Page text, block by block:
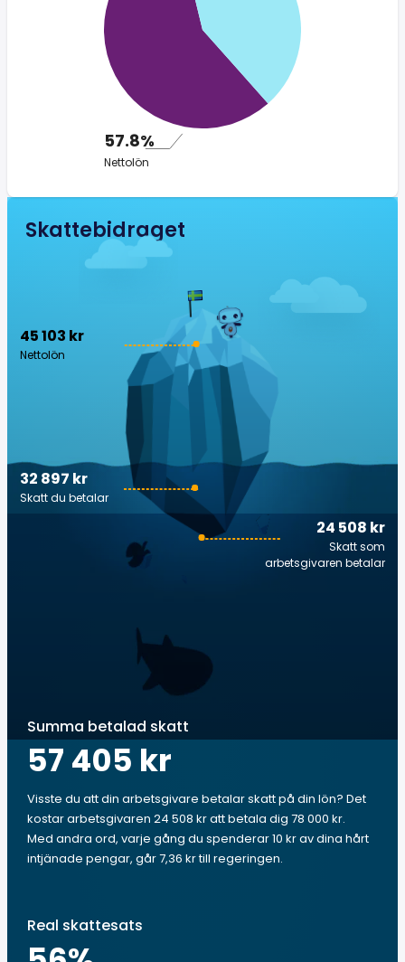
57.8%
Nettolön
Skattebidraget
45 103 kr
Nettolön
24 508 kr
Skatt som
arbetsgivaren betalar
32 897 kr
Skatt du betalar
Summa betalad skatt
57 405 kr
Visste du att din arbetsgivare betalar skatt på din lön? Det
kostar arbetsgivaren 24 508 kr att betala dig 78 000 kr.
Med andra ord, varje gång du spenderar 10 kr av dina hårt
intjänade pengar, går 7,36 kr till regeringen.
Real skattesats